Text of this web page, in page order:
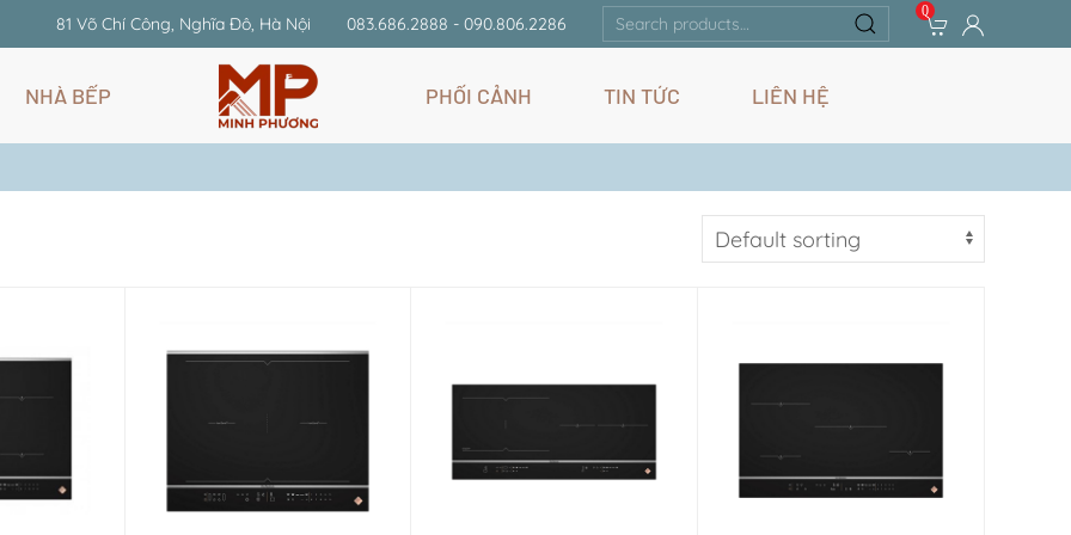
81 Võ Chí Công, Nghĩa Đô, Hà Nội 083.686.2888 - 090.806.2286
Search
for:
0
NHÀ BẾP PHỐI CẢNH TIN TỨC LIÊN HỆ